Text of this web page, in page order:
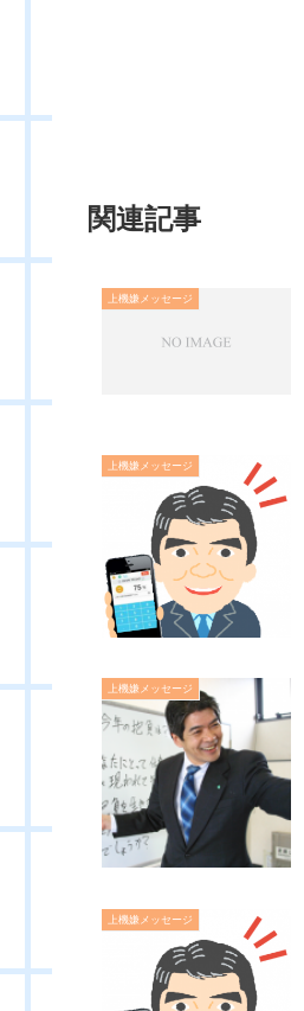
関連記事
上機嫌メッセージ
上機嫌メッセージ
上機嫌メッセージ
上機嫌メッセージ